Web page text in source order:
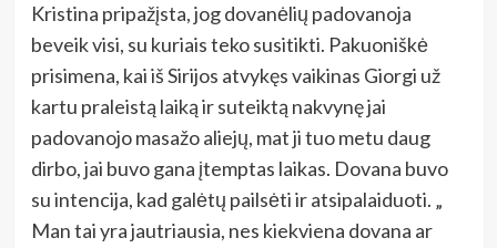
Kristina pripažįsta, jog dovanėlių padovanoja
beveik visi, su kuriais teko susitikti. Pakuoniškė
prisimena, kai iš Sirijos atvykęs vaikinas Giorgi už
kartu praleistą laiką ir suteiktą nakvynę jai
padovanojo masažo aliejų, mat ji tuo metu daug
dirbo, jai buvo gana įtemptas laikas. Dovana buvo
su intencija, kad galėtų pailsėti ir atsipalaiduoti. „
Man tai yra jautriausia, nes kiekviena dovana ar